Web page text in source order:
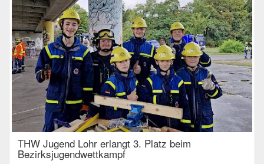
THW Jugend Lohr erlangt 3. Platz beim
Bezirksjugendwettkampf